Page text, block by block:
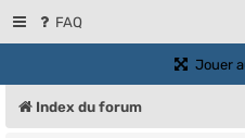
FAQ
Jouer
Index du forum